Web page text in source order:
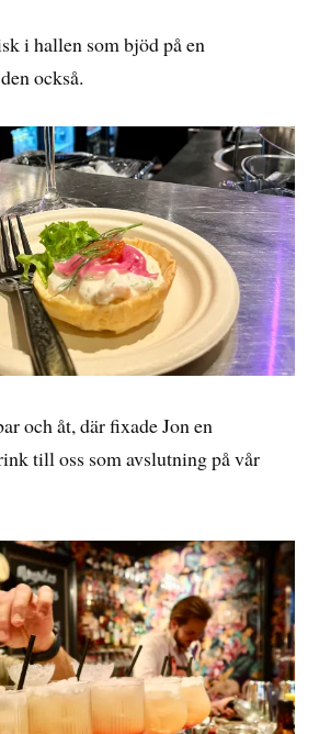
i hallen som bjöd på en
också.
och åt, där fixade Jon en
till oss som avslutning på vår